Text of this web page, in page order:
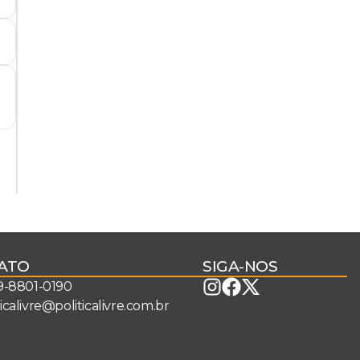
8801-0190
SIGA-NOS